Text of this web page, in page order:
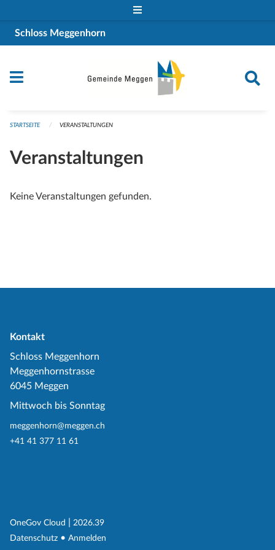
Schloss Meggenhorn
STARTSEITE VERANSTALTUNGEN
Veranstaltungen
Keine Veranstaltungen gefunden.
Kontakt
Schloss Meggenhorn
Meggenhornstrasse
6045 Meggen
Mittwoch bis Sonntag
meggenhorn@meggen.ch
+41 41 377 11 61
OneGov Cloud (External Link)
2026.39
Datenschutz (External Link)
Anmelden